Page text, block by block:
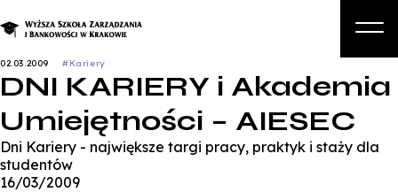
O nas
Studia
Studia podyplomowe i kursy
02.03.2009 #Kariery
DNI KARIERY i Akademia
Umiejętności – AIESEC
Dni Kariery - największe targi pracy, praktyk i staży dla
studentów
16/03/2009